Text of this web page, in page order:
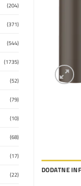
(204)
(371)
(544)
(1735)
(52)
(79)
(10)
(68)
(17)
(22) DODATNE